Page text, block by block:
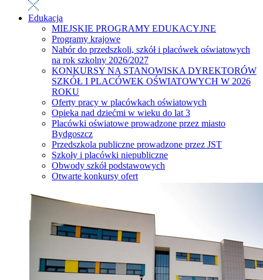
Edukacja
MIEJSKIE PROGRAMY EDUKACYJNE
Programy krajowe
Nabór do przedszkoli, szkół i placówek oświatowych
na rok szkolny 2026/2027
KONKURSY NA STANOWISKA DYREKTORÓW
SZKÓŁ I PLACÓWEK OŚWIATOWYCH W 2026
ROKU
Oferty pracy w placówkach oświatowych
Opieka nad dziećmi w wieku do lat 3
Placówki oświatowe prowadzone przez miasto
Bydgoszcz
Przedszkola publiczne prowadzone przez JST
Szkoły i placówki niepubliczne
Obwody szkół podstawowych
Otwarte konkursy ofert